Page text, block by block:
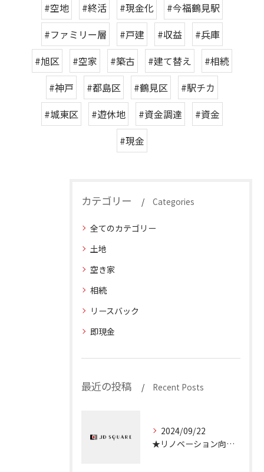
#空地 #終活 #現金化
#今福鶴見駅
#ファミリー層
#戸建 #収益
#兵庫
#旭区
#空家 #築古 #建て替え
#相続
#神戸
#都島区 #鶴見区
#駅チカ
#城東区
#遊休地 #資金調達
#資金
#現金
カテゴリー Categories
全てのカテゴリー
土地
空き家
相続
リースバック
即現金
最近の投稿 Recent Posts
2024/09/22
★リノベーション向き物件のご紹介★